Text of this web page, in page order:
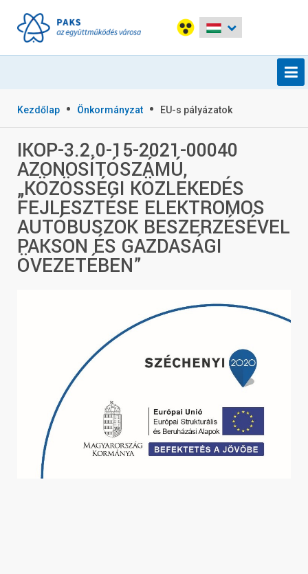
Kezdőlap Önkormányzat EU-s pályázatok
IKOP-3.2.0-15-2021-00040
AZONOSÍTÓSZÁMÚ,
„KÖZÖSSÉGI KÖZLEKEDÉS
FEJLESZTÉSE ELEKTROMOS
AUTÓBUSZOK BESZERZÉSÉVEL
PAKSON ÉS GAZDASÁGI
ÖVEZETÉBEN”